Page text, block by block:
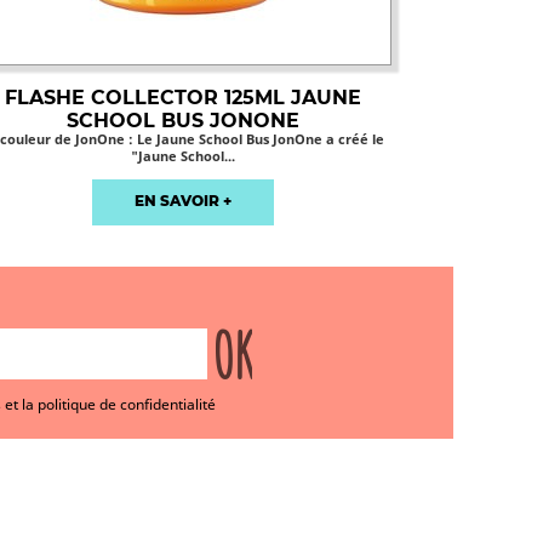
FLASHE COLLECTOR 125ML JAUNE
SCHOOL BUS JONONE
de JonOne : Le Jaune School Bus JonOne a créé le
"Jaune School...
EN SAVOIR +
la politique de confidentialité